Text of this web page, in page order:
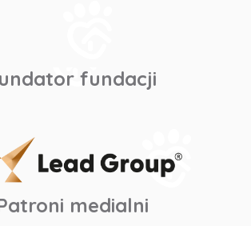
fundacji
medialni